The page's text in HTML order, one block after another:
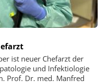
ist neuer Chefarzt der
und Infektiologie
Prof. Dr. med. Manfred